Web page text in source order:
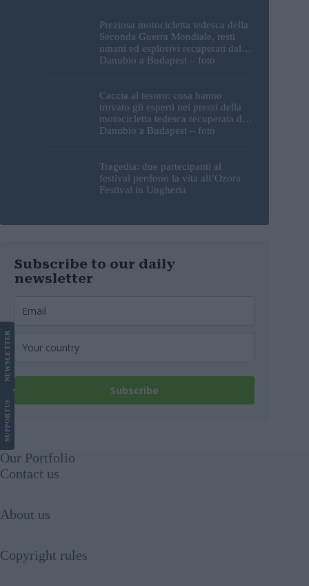
Preziosa motocicletta tedesca della
Seconda Guerra Mondiale, resti
umani ed esplosivi recuperati dal
Danubio a Budapest – foto
Caccia al tesoro: cosa hanno
trovato gli esperti nei pressi della
motocicletta tedesca recuperata dal
Danubio a Budapest – foto
Tragedia: due partecipanti al
festival perdono la vita all’Ozora
Festival in Ungheria
Subscribe to our daily
newsletter
Subscribe
SUPPORT
US
NEWS
LETTER
Our Portfolio
Contact us
About us
Copyright rules